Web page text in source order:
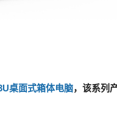
桌面式箱体电脑，该系列